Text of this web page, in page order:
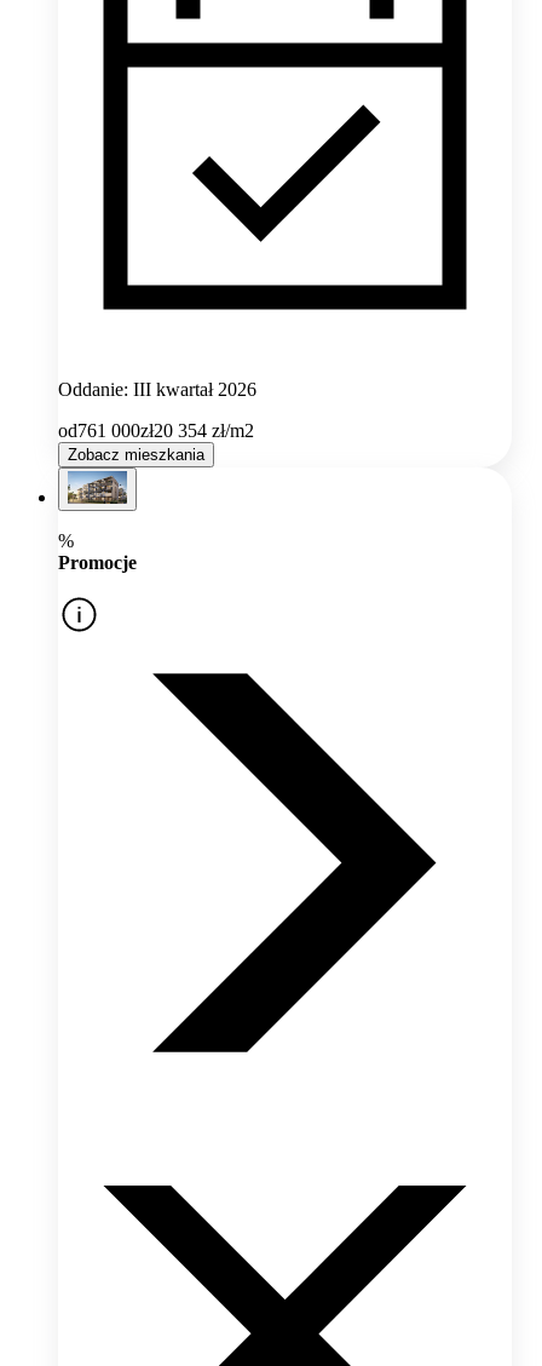
Oddanie: III kwartał 2026
od761 000zł20 354 zł/m2
Zobacz mieszkania
%
Promocje